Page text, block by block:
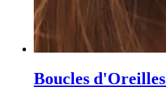
Boucles